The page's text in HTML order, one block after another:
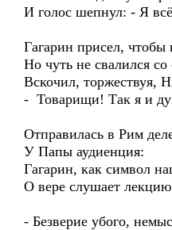
И голос шепнул: - Я
Гагарин присел, чтобы
Но чуть не свалился со
Вскочил, торжествуя,
- Товарищи! Так я и
Отправилась в Рим
У Папы аудиенция:
Гагарин, как символ
О вере слушает
- Безверие убого,